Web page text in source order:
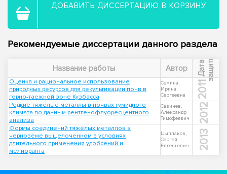
ДОБАВИТЬ ДИССЕРТАЦИЮ В КОРЗИНУ
Рекомендуемые диссертации данного раздела
Название работы Автор Д
а
т
а
з
а
щ
и
т ы
Оценка и рациональное использование
природных ресурсов для рекультивации почв в
горно-таежной зоне Кузбасса
Семина,
Ирина
Сергеевна
2011
Редкие тяжелые металлы в почвах гумидного
климата по данным рентгенофлуоресцентного
анализа
Савичев,
Александр
Тимофеевич
2012
Формы соединений тяжёлых металлов в
чернозёме выщелоченном в условиях
длительного применения удобрений и
мелиоранта
Цыплаков,
Сергей
Евгеньевич
2013